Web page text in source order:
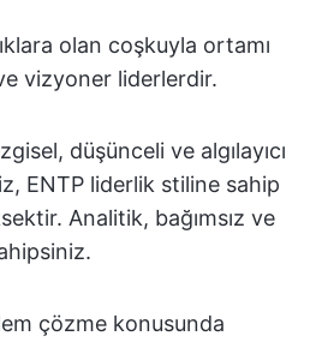
olan coşkuyla ortamı
vizyoner liderlerdir.
düşünceli ve algılayıcı
ENTP liderlik stiline sahip
Analitik, bağımsız ve
çözme konusunda